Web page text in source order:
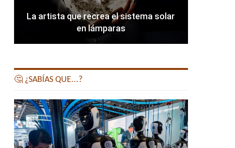
La artista que recrea el sistema solar
en lámparas
🤔 ¿SABÍAS QUE...?